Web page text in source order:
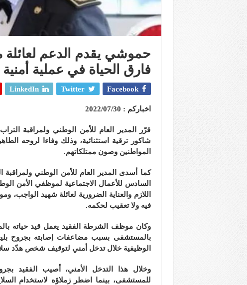
حموشي يقدم الدعم
فارق الحياة في عملية أمنية
Facebook
Twitter
LinkedIn
اخباركم : 2022/07/30
قرّر المدير العام للأمن الوطني ولمراقبة
شاكور ترقية استثنائية، وذلك وفاءا لروحه
المواطنين وصون ممتلكاتهم.
كما أسدى المدير العام للأمن الوطني
السادس للأعمال الاجتماعية لموظفي الأمن
اللازم والعناية الضرورية لعائلة شهيد الواجب،
فيه ولا تعقيب لحكمه.
وكان موظف الشرطة الفقيد يعمل قيد حياته
بالمستشفى بسبب مضاعفات إصابته بجروح
الوظيفية خلال تدخل أمني لتوقيف شخص هدّد سلامة
وخلال هذا التدخل الأمني، أصيب الفقيد
للمستشفى، بينما اضطر زملاؤه لاستخدام